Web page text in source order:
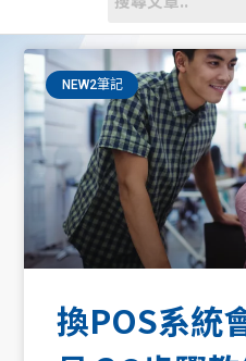
NEW2筆記
換POS系統